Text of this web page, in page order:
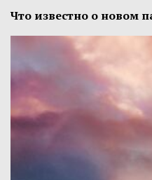
Что известно о новом